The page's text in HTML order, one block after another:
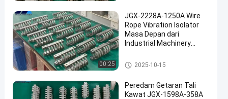
Damping
getaran
#
Damping
isolasi
kawat
00:25
JGX-2228A-1250A Wire
Rope Vibration Isolator
Masa Depan dari
Industrial Machinery
Isolator getaran tali kawat
2025-10-15
Peredam Getaran Tali
Kawat JGX-1598A-358A